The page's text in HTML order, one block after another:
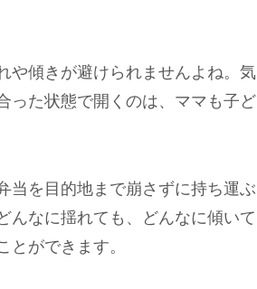
や傾きが避けられませんよね。気
った状態で開くのは、ママも子ど
当を目的地まで崩さずに持ち運ぶ
んなに揺れても、どんなに傾いて
ができます。